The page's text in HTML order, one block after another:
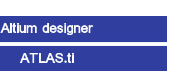
Altium designer
ATLAS.ti